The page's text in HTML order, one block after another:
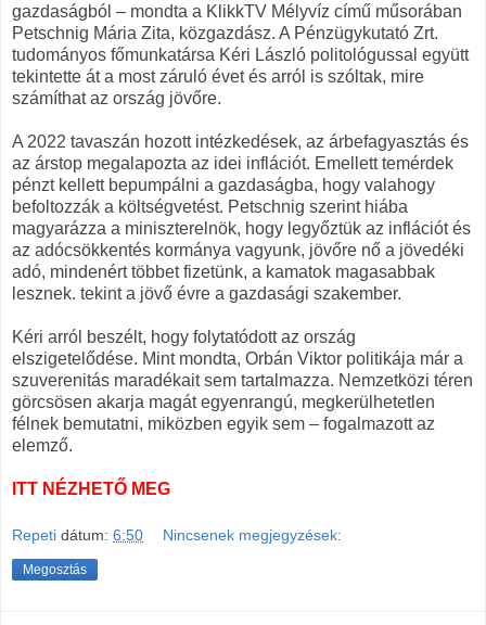
gazdaságból – mondta a KlikkTV Mélyvíz című műsorában
Petschnig Mária Zita, közgazdász. A Pénzügykutató Zrt.
tudományos főmunkatársa Kéri László politológussal együtt
tekintette át a most záruló évet és arról is szóltak, mire
számíthat az ország jövőre.
A 2022 tavaszán hozott intézkedések, az árbefagyasztás és
az árstop megalapozta az idei inflációt. Emellett temérdek
pénzt kellett bepumpálni a gazdaságba, hogy valahogy
befoltozzák a költségvetést. Petschnig szerint hiába
magyarázza a miniszterelnök, hogy legyőztük az inflációt és
az adócsökkentés kormánya vagyunk, jövőre nő a jövedéki
adó, mindenért többet fizetünk, a kamatok magasabbak
lesznek. tekint a jövő évre a gazdasági szakember.
Kéri arról beszélt, hogy folytatódott az ország
elszigetelődése. Mint mondta, Orbán Viktor politikája már a
szuverenitás maradékait sem tartalmazza. Nemzetközi téren
görcsösen akarja magát egyenrangú, megkerülhetetlen
félnek bemutatni, miközben egyik sem – fogalmazott az
elemző.
ITT NÉZHETŐ MEG
Repeti dátum: 6:50 Nincsenek megjegyzések:
Megosztás